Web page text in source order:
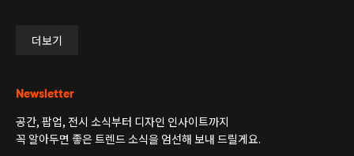
더보기
Newsletter
공간, 팝업, 전시 소식부터 디자인 인사이트까지
꼭 알아두면 좋은 트렌드 소식을 엄선해 보내 드릴게요.